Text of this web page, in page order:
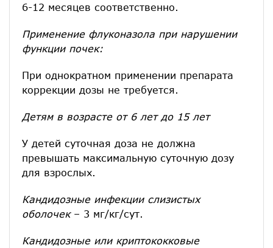
6-12 месяцев соответственно.
Применение флуконазола при нарушении
функции почек:
При однократном применении препарата
коррекции дозы не требуется.
Детям в возрасте от 6 лет до 15 лет
У детей суточная доза не должна
превышать максимальную суточную дозу
для взрослых.
Кандидозные инфекции слизистых
оболочек– 3 мг/кг/сут.
Кандидозные или криптококковые